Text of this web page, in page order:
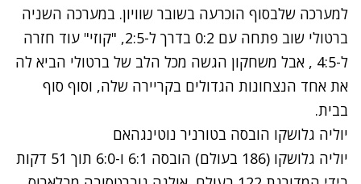
למערכה שלבסוף הוכרעה בשובר שוויון. במערכה השניה
ברטולי שוב פתחה עם 0:2 בדרך ל-2:5, "קוזי" עוד חזרה
ל-4:5 , אבל משחקון הגשה מכל הלב של ברטולי הביא לה
את אחד הנצחונות הגדולים בקריירה שלה, וסוף סוף
בבית.
יוליה גלושקו הובסה בטורניר נוטינגהאם
יוליה גלושקו (186 בעולם) הובסה 6:1 ו-6:0 תוך 51 דקות